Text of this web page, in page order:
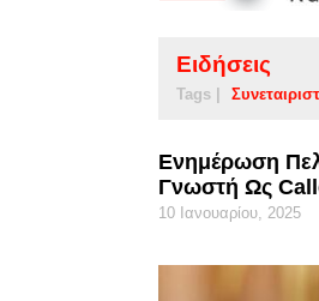
Ειδήσεις
Tags |
Ενημέρωση
Γνωστή Ως
10 Ιανουαρίου, 2025